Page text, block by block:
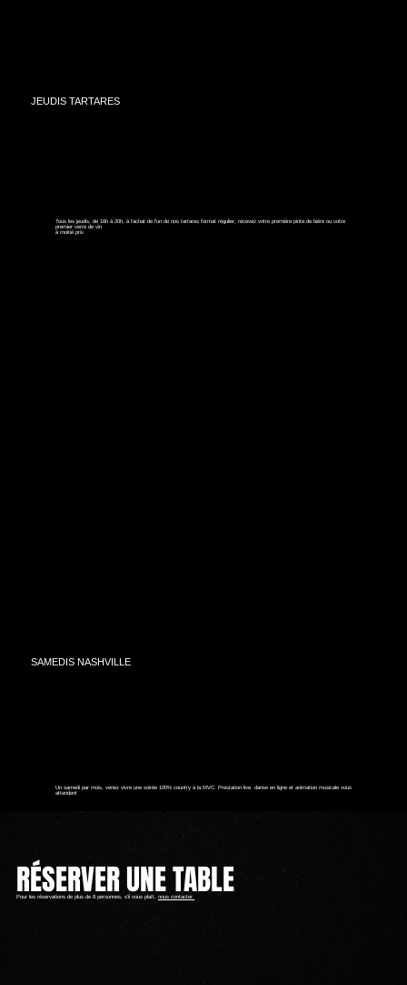
JEUDIS TARTARES
Tous les jeudis, de 16h à 20h, à l'achat de l'un de nos tartares format régulier, recevez votre première pinte de bière ou votre
premier verre de vin
à moitié prix
SAMEDIS NASHVILLE
Un samedi par mois, venez vivre une soirée 100% country à la MVC. Prestation live, danse en ligne et animation musicale vous
attendent
RÉSERVER UNE TABLE
Pour les réservations de plus de 8 personnes, s'il vous plaît, nous contacter.